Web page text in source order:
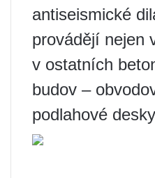
antiseismické
provádějí nejen
v ostatních
budov –
podlahové